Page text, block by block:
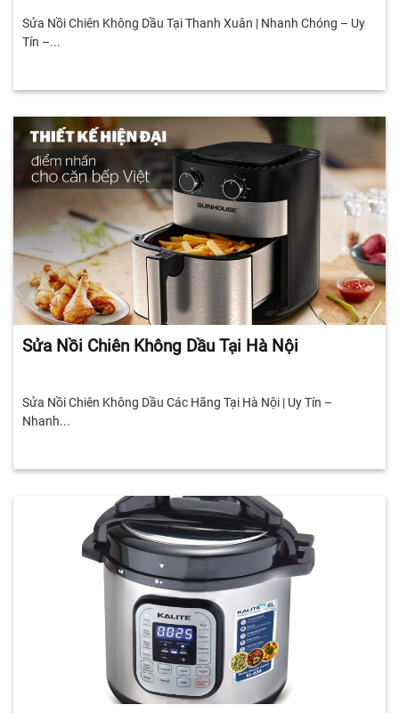
Sửa Nồi Chiên Không Dầu Tại Thanh Xuân | Nhanh Chóng – Uy
Tín –...
Sửa Nồi Chiên Không Dầu Tại Hà Nội
Sửa Nồi Chiên Không Dầu Các Hãng Tại Hà Nội | Uy Tín –
Nhanh...